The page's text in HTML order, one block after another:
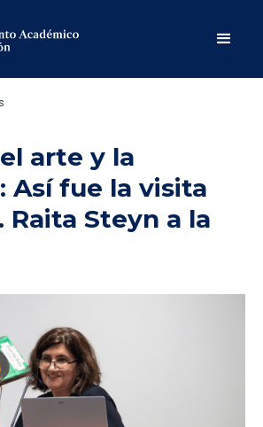
arte y la
Así fue la visita
Raita Steyn a la